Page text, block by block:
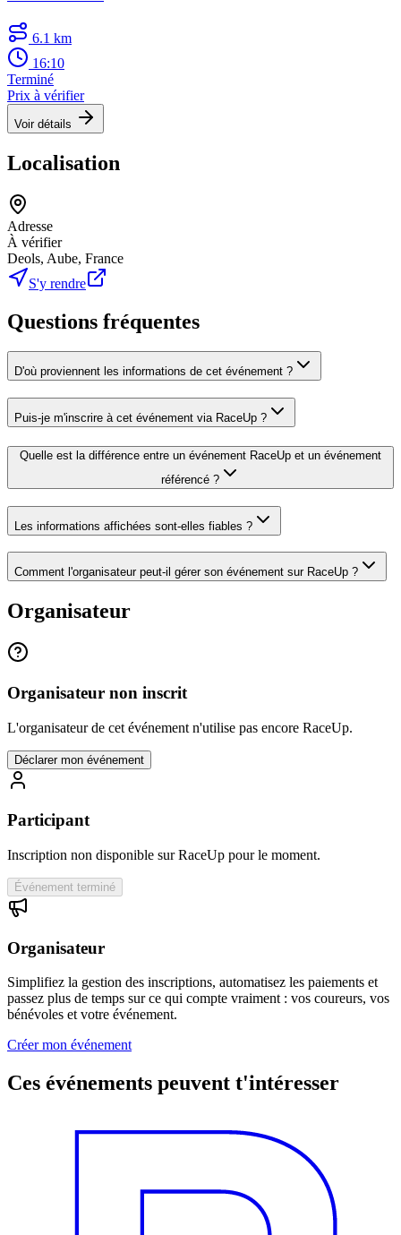
6.1 km
16:10
Terminé
Prix à vérifier
Voir détails
Localisation
Adresse
À vérifier
Deols, Aube, France
S'y rendre
Questions fréquentes
D'où proviennent les informations de cet événement ?
Puis-je m'inscrire à cet événement via RaceUp ?
Quelle est la différence entre un événement RaceUp et un événement
référencé ?
Les informations affichées sont-elles fiables ?
Comment l'organisateur peut-il gérer son événement sur RaceUp ?
Organisateur
Organisateur non inscrit
L'organisateur de cet événement n'utilise pas encore RaceUp.
Déclarer mon événement
Participant
Inscription non disponible sur RaceUp pour le moment.
Événement terminé
Organisateur
Simplifiez la gestion des inscriptions, automatisez les paiements et
passez plus de temps sur ce qui compte vraiment : vos coureurs, vos
bénévoles et votre événement.
Créer mon événement
Ces événements peuvent t'intéresser